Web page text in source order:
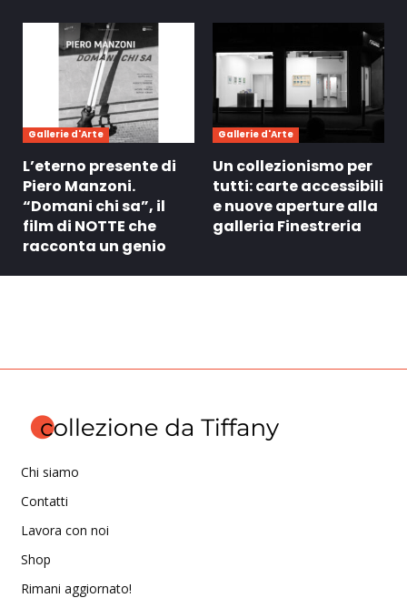
Gallerie d'Arte
L’eterno presente di
Piero Manzoni.
“Domani chi sa”, il
film di NOTTE che
racconta un genio
Gallerie d'Arte
Un collezionismo per
tutti: carte accessibili
e nuove aperture alla
galleria Finestreria
Chi siamo
Contatti
Lavora con noi
Shop
Rimani aggiornato!